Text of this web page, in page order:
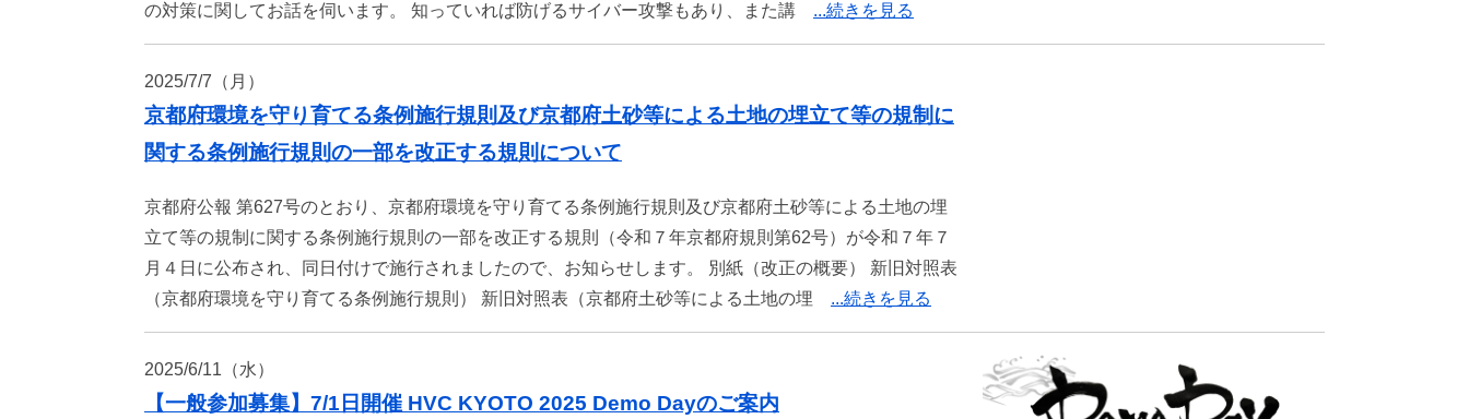
の対策に関してお話を伺います。 知っていれば防げるサイバー攻撃もあり、また講 ...続きを見る
2025/7/7（月）
京都府環境を守り育てる条例施行規則及び京都府土砂等による土地の埋立て等の規制に
関する条例施行規則の一部を改正する規則について
京都府公報 第627号のとおり、京都府環境を守り育てる条例施行規則及び京都府土砂等による土地の埋
立て等の規制に関する条例施行規則の一部を改正する規則（令和７年京都府規則第62号）が令和７年７
月４日に公布され、同日付けで施行されましたので、お知らせします。 別紙（改正の概要） 新旧対照表
（京都府環境を守り育てる条例施行規則） 新旧対照表（京都府土砂等による土地の埋 ...続きを見る
2025/6/11（水）
【一般参加募集】7/1日開催 HVC KYOTO 2025 Demo Dayのご案内